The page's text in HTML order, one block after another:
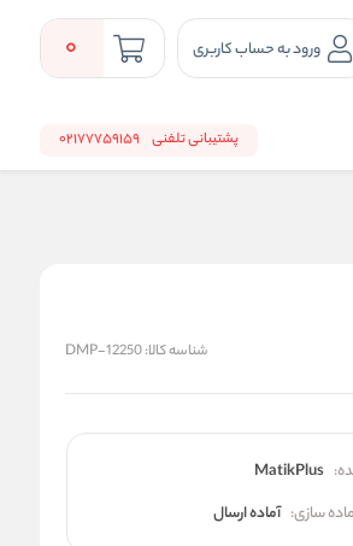
ورود به حساب کاربری 0
پشتیبانی تلفنی 02177759159
شناسه کالا:DMP-12250
MatikPlus
سازی: آماده ارسال